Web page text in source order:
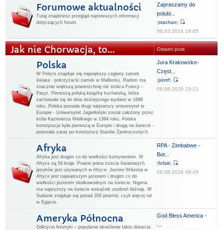
Forumowe aktualności
Tutaj znajdziesz przegląd najnowszych informacji
dotyczących forum.
Zapraszamy do
polubi...
(stachan)
06.03.2024 19:05
Jak nie Chorwacja, to... Ostatni post
Polska
W Polsce znajduje się największy ceglany zamek
świata - pokrzyżacki zamek w Malborku. Radom ma
znacznie większą powierzchnię niż stolica Francji –
Paryż. Pierwszą polską książkę kucharską, która
zachowała się do dnia dzisiejszego wydano w 1698
roku. Polska posiada drugi najstarszy uniwersytet w
Europie - Uniwersytet Jagielloński został założony przez
króla Kazimierza Wielkiego w 1364 roku. Polska
konstytucja była pierwszą w Europie i drugą na świecie -
powstała zaraz po konstytucji Stanów Zjednoczonych.
Jura Krakowsko-
Częst...
(piotrf)
08.08.2026 23:21
Afryka
Afryka jest drugim co do wielkości kontynentem. W
Afryce są 54 kraje. Prawie jedna trzecia światowych
języków jest używanych w Afryce. Jezioro Wiktoria w
Afryce jest największym jeziorem i drugim co do
wielkości jeziorem słodkowodnym na świecie. Nigeria
ma najwyższy na świecie wskaźnik urodzeń bliźniąt. W
Sudanie znajduje się ponad 200 piramid, czyli więcej niż
w Egipcie.
RPA - Zimbabwe -
Bot...
(fofak)
08.08.2026 08:45
Ameryka Północna
Odkrycie Ameryki – popularne określenie faktu dotarcia
God Bless America -